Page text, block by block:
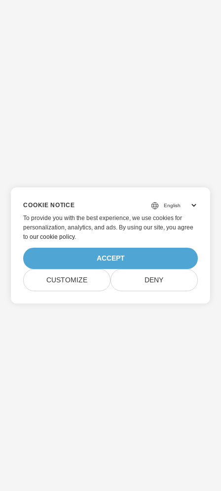
COOKIE NOTICE
To provide you with the best experience, we use cookies for
personalization, analytics, and ads. By using our site, you agree
toour cookie policy.
ACCEPT
CUSTOMIZE DENY